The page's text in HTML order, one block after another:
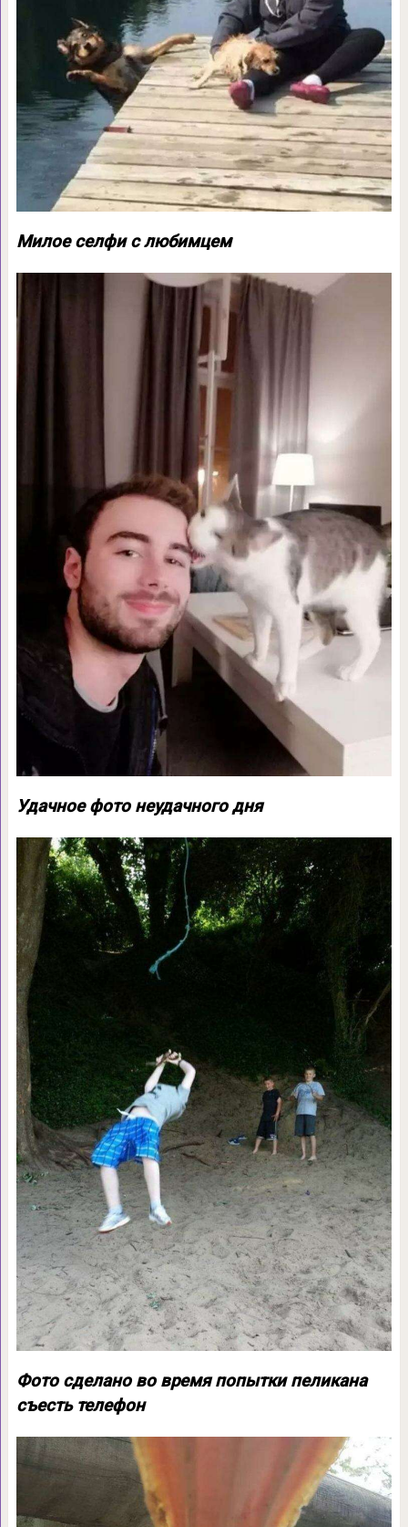
Милое селфи с любимцем
Удачное фото неудачного дня
Фото сделано во время попытки пеликана
съесть телефон